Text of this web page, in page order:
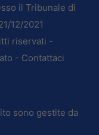
il Tribunale di
12/2021
riservati -
- Contattaci
sono gestite da